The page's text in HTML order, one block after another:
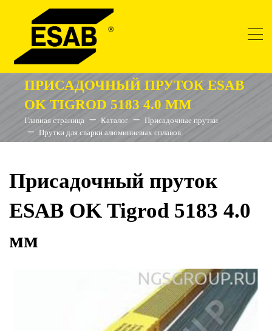
ПРИСАДОЧНЫЙ ПРУТОК ESAB
OK TIGROD 5183 4.0 ММ
Главная страница Каталог
Присадочные прутки
Прутки для сварки алюминиевых сплавов
Присадочный пруток
ESAB OK Tigrod 5183 4.0
мм